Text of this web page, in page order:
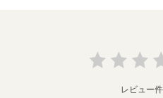
レビュー